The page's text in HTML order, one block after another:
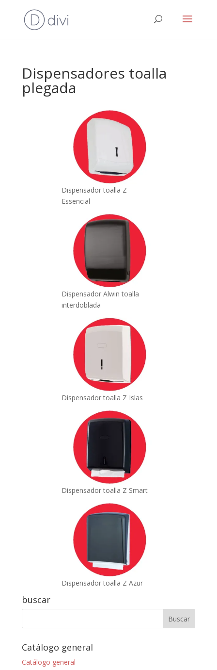
Dispensadores toalla
plegada
Dispensador toalla Z
Essencial
Dispensador Alwin toalla
interdoblada
Dispensador toalla Z Islas
Dispensador toalla Z Smart
Dispensador toalla Z Azur
buscar
Catálogo general
Catálogo general